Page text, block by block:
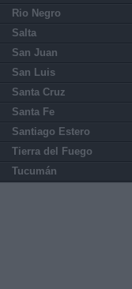
Rio Negro
Salta
San Juan
San Luis
Santa Cruz
Santa Fe
Santiago Estero
Tierra del Fuego
Tucumán